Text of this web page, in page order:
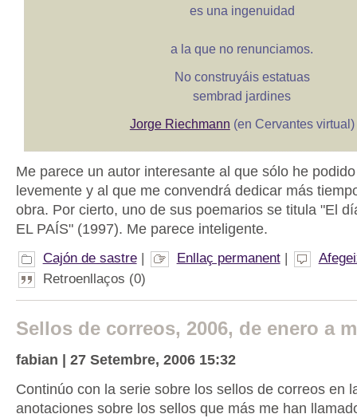
es una ingenuidad
a la que no renunciamos.
No construyáis estatuas
sembrad jardines
Jorge Riechmann (en Cervantes virtual)
Me parece un autor interesante al que sólo he
levemente y al que me convendrá dedicar más
obra. Por cierto, uno de sus poemarios se titula "El
EL PAÍS" (1997). Me parece inteligente.
Cajón de sastre| Enllaç permanent|
Retroenllaços (0)
Sellos de correos, 2006, de enero a
fabian | 27 Setembre, 2006 15:32
Continúo con la serie sobre los sellos de correos en
anotaciones sobre los sellos que más me han